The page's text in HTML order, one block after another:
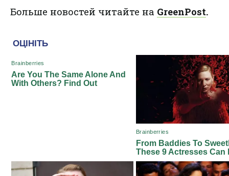
Больше новостей читайте на GreenPost.